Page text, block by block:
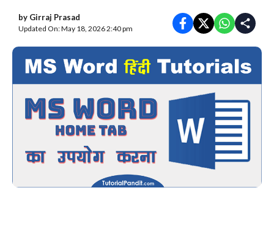
by Girraj Prasad
Updated On: May 18, 2026 2:40 pm